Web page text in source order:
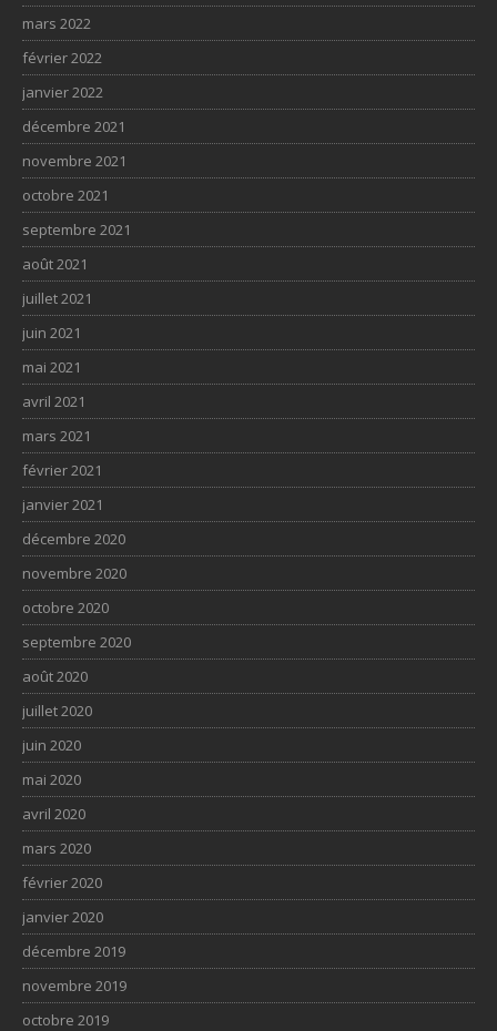
mars 2022
février 2022
janvier 2022
décembre 2021
novembre 2021
octobre 2021
septembre 2021
août 2021
juillet 2021
juin 2021
mai 2021
avril 2021
mars 2021
février 2021
janvier 2021
décembre 2020
novembre 2020
octobre 2020
septembre 2020
août 2020
juillet 2020
juin 2020
mai 2020
avril 2020
mars 2020
février 2020
janvier 2020
décembre 2019
novembre 2019
octobre 2019